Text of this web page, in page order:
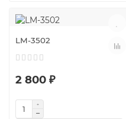
LM-3502
2 800 ₽